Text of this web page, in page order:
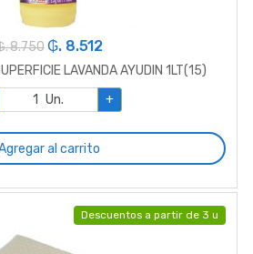
8.750 ₲. 8.512
LAVANDA AYUDIN 1LT(15)
Un. +
al carrito
Descuentos a partir de 3 u